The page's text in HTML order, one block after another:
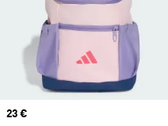
Prix
23 €